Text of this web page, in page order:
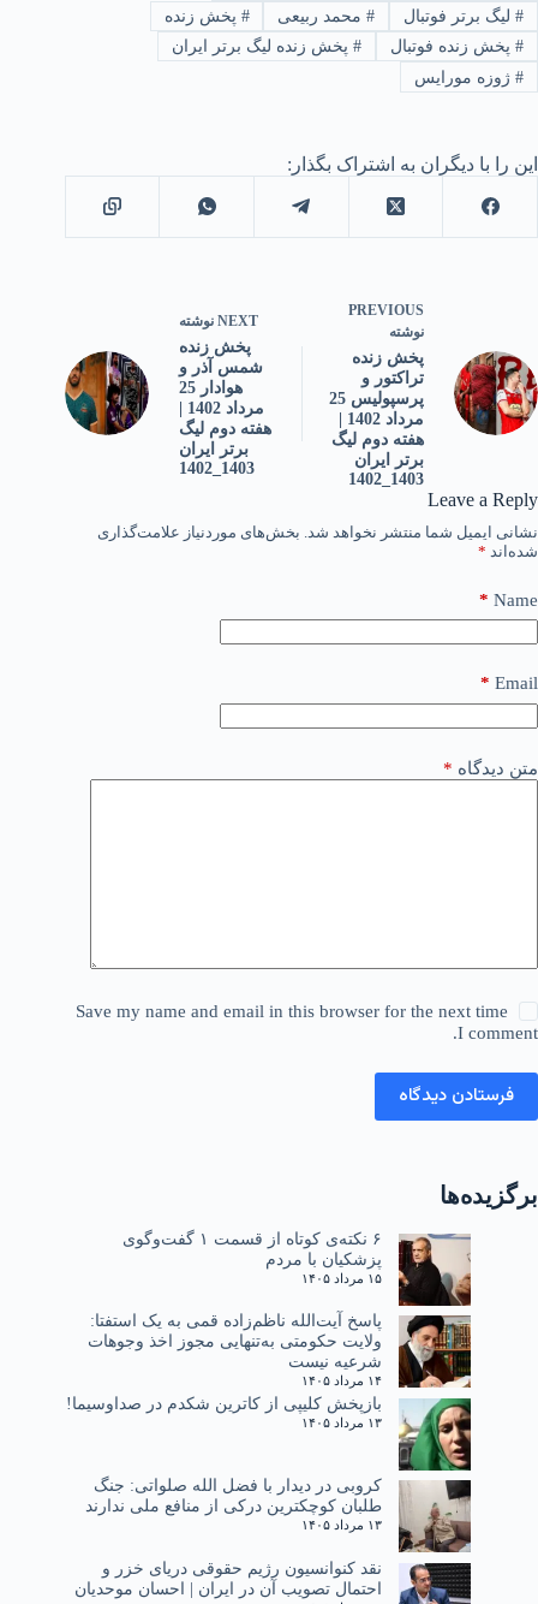
#لیگ برتر فوتبال #محمد ربیعی # پخش زنده
#پخش زنده فوتبال #پخش زنده لیگ برتر ایران
#ژوزه مورایس
این را با دیگران به اشتراک بگذار:
PREVIOUS
نوشته
پخش زنده
تراکتور و
پرسپولیس 25
هفته دوم لیگ
برتر ایران
1403_1402
NEXT نوشته
پخش زنده
شمس آذر و
هوادار 25
هفته دوم لیگ
برتر ایران
1403_1402
Leave a Reply
نشانی ایمیل شما منتشر نخواهد شد. بخش‌های موردنیاز علامت‌گذاری
شده‌اند *
Name
*
Email
*
متن دیدگاه *
Save my name and email in this browser for the next time
I comment.
فرستادن دیدگاه
برگزیده‌ها
۶ نکته‌ی کوتاه از قسمت ۱ گفت‌وگوی
پزشکیان با مردم
۱۵ مرداد ۱۴۰۵
پاسخ آیت‌الله ناظم‌زاده قمی به یک استفتا:
ولایت حکومتی به‌تنهایی مجوز اخذ وجوهات
شرعیه نیست
۱۴ مرداد ۱۴۰۵
بازپخش کلیپی از کاترین شکدم در صداوسیما!
۱۳ مرداد ۱۴۰۵
کروبی در دیدار با فضل الله صلواتی: جنگ
طلبان کوچکترین درکی از منافع ملی ندارند
۱۳ مرداد ۱۴۰۵
نقد کنوانسیون رژیم حقوقی دریای خزر و
احتمال تصویب آن در ایران | احسان موحدیان